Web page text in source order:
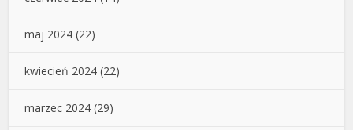
maj 2024 (22)
kwiecień 2024 (22)
marzec 2024 (29)